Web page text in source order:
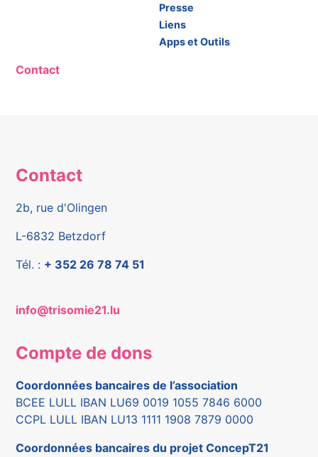
Presse
Liens
Apps et Outils
Contact
Contact
2b, rue d'Olingen
L-6832 Betzdorf
Tél. : + 352 26 78 74 51
info@trisomie21.lu
Compte de dons
Coordonnées bancaires de l’association
BCEE LULL IBAN LU69 0019 1055 7846 6000
CCPL LULL IBAN LU13 1111 1908 7879 0000
Coordonnées bancaires du projet ConcepT21